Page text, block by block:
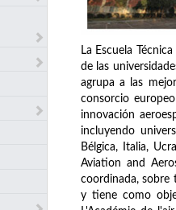
La Escuela
de las
agrupa a las
consorcio
innovación
incluyendo
Bélgica, Italia,
Aviation and
coordinada, sobre
y tiene como